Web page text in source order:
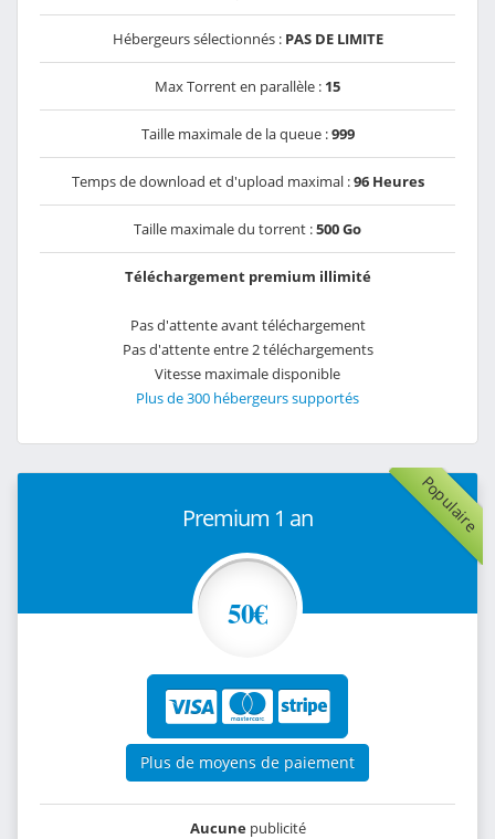
Hébergeurs sélectionnés : PAS DE LIMITE
Max Torrent en parallèle : 15
Taille maximale de la queue :999
Temps de download et d'upload maximal :96 Heures
Taille maximale du torrent :500 Go
Téléchargement premium illimité
Pas d'attente avant téléchargement
Pas d'attente entre 2 téléchargements
Vitesse maximale disponible
Plus de 300 hébergeurs supportés
Populaire
Premium 1 an
50€
Plus de moyens de paiement
Aucunepublicité